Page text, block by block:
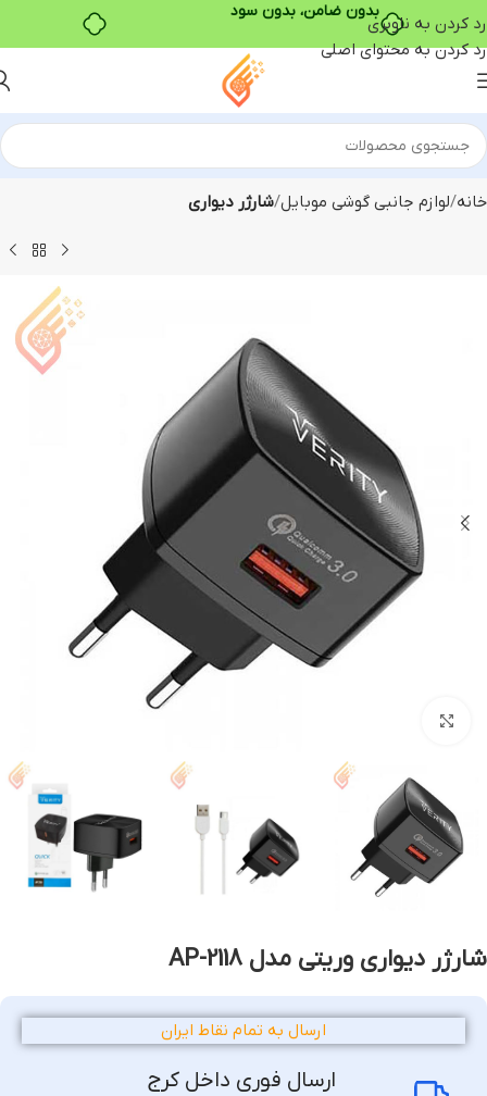
بدون ضامن، بدون سود
رد کردن به ناوبری
رد کردن به محتوای اصلی
خانه لوازم جانبی گوشی موبایل شارژر دیواری
شارژر دیواری وریتی مدل AP-2118
ارسال به تمام نقاط ایران
ارسال فوری داخل کرج